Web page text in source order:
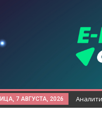
7 АВГУСТА, 2026